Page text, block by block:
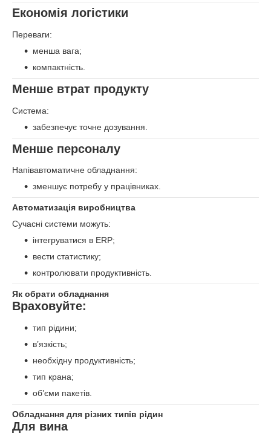
Економія логістики
Переваги:
менша вага;
компактність.
Менше втрат продукту
Система:
забезпечує точне дозування.
Менше персоналу
Напівавтоматичне обладнання:
зменшує потребу у працівниках.
Автоматизація виробництва
Сучасні системи можуть:
інтегруватися в ERP;
вести статистику;
контролювати продуктивність.
Як обрати обладнання
Враховуйте:
тип рідини;
в’язкість;
необхідну продуктивність;
тип крана;
об’єми пакетів.
Обладнання для різних типів рідин
Для вина